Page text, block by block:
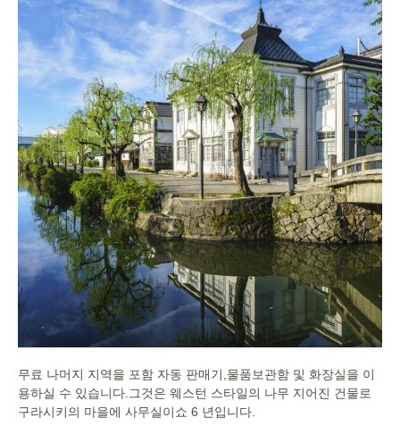
무료 나머지 지역을 포함 자동 판매기,물품보관함 및 화장실을 이
용하실 수 있습니다.그것은 웨스턴 스타일의 나무 지어진 건물로
구라시키의 마을에 사무실이쇼 6 년입니다.